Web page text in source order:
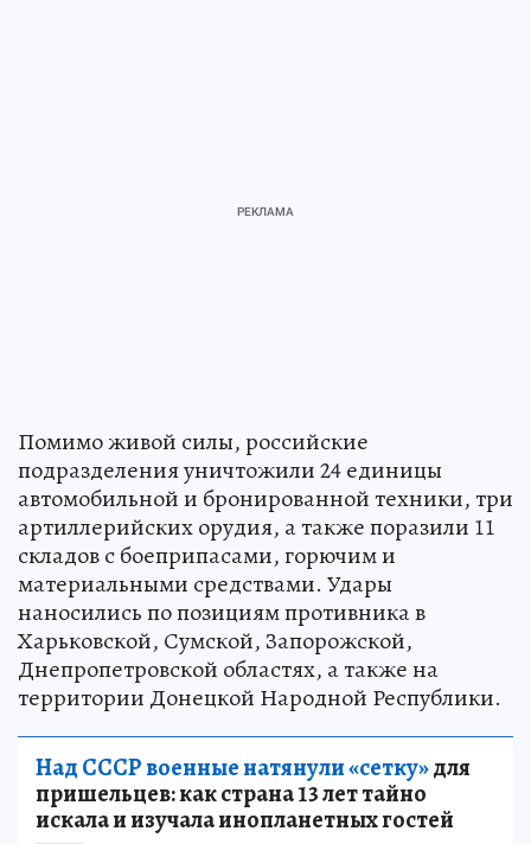
Помимо живой силы, российские
подразделения уничтожили 24 единицы
автомобильной и бронированной техники, три
артиллерийских орудия, а также поразили 11
складов с боеприпасами, горючим и
материальными средствами. Удары
наносились по позициям противника в
Харьковской, Сумской, Запорожской,
Днепропетровской областях, а также на
территории Донецкой Народной Республики.
Над СССР военные натянули «сетку»для
пришельцев: как страна 13 лет тайно
искала и изучала инопланетных гостей